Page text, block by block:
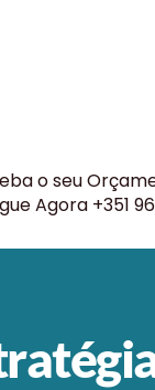
o seu
Agora +351